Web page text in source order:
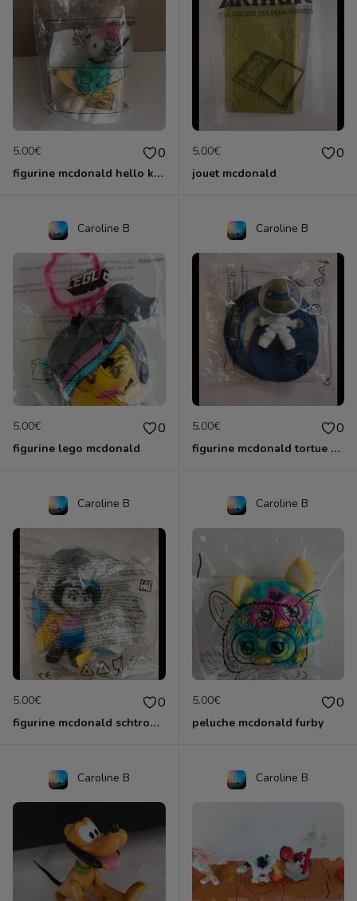
5.00€ 0
figurine mcdonald hello kitty
5.00€ 0
jouet mcdonald
Caroline B
5.00€ 0
figurine lego mcdonald
Caroline B
5.00€ 0
figurine mcdonald tortue ninja
Caroline B
5.00€ 0
figurine mcdonald schtroumpf
Caroline B
5.00€ 0
peluche mcdonald furby
Caroline B Caroline B